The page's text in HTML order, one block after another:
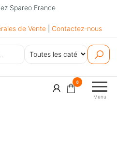
Spareo France
de Vente Contactez-nous
Menu
0